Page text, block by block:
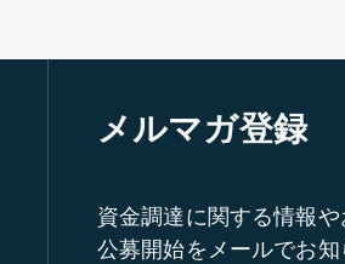
メルマガ登録
資金調達に関する情報
公募開始をメールでお知